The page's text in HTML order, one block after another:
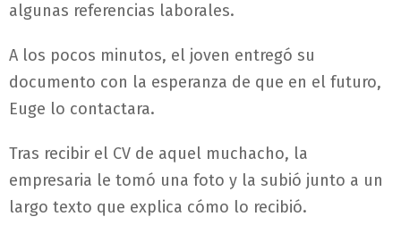
algunas referencias laborales.
A los pocos minutos, el joven entregó su
documento con la esperanza de que en el futuro,
Euge lo contactara.
Tras recibir el CV de aquel muchacho, la
empresaria le tomó una foto y la subió junto a un
largo texto que explica cómo lo recibió.